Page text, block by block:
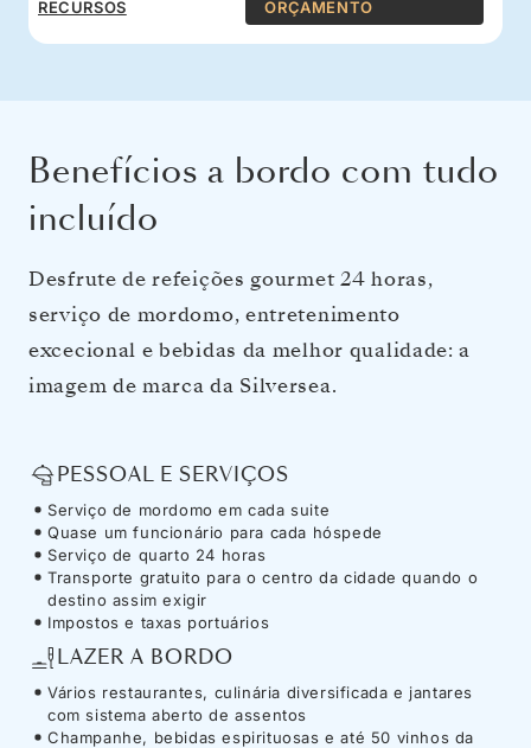
RECURSOS ORÇAMENTO
Benefícios a bordo com tudo
incluído
Desfrute de refeições gourmet 24 horas,
serviço de mordomo, entretenimento
excecional e bebidas da melhor qualidade: a
imagem de marca da Silversea.
PESSOAL E SERVIÇOS
Serviço de mordomo em cada suite
Quase um funcionário para cada hóspede
Serviço de quarto 24 horas
Transporte gratuito para o centro da cidade quando o
destino assim exigir
Impostos e taxas portuários
LAZER A BORDO
Vários restaurantes, culinária diversificada e jantares
com sistema aberto de assentos
Champanhe, bebidas espirituosas e até 50 vinhos da